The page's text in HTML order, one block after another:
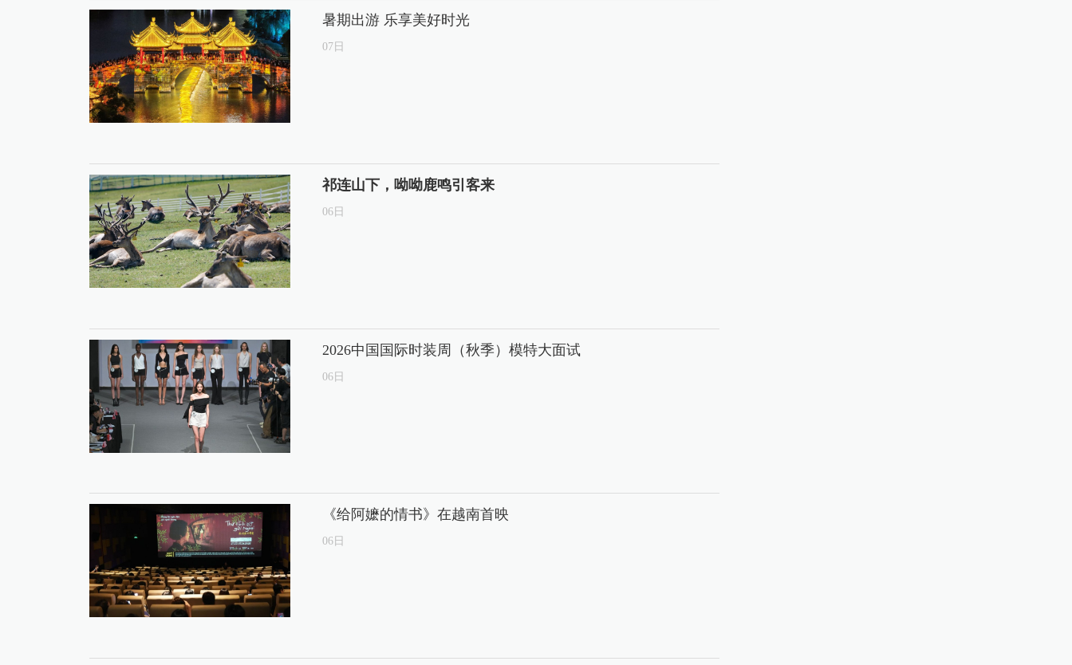
暑期出游 乐享美好时光
07日
祁连山下，呦呦鹿鸣引客来
06日
2026中国国际时装周（秋季）模特大面试
06日
《给阿嬷的情书》在越南首映
06日